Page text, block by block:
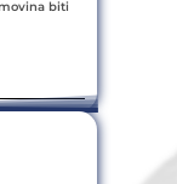
biti